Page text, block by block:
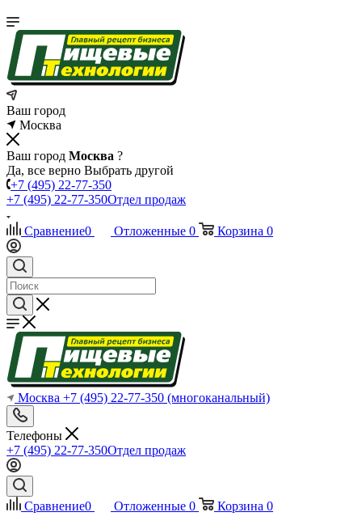
Ваш город
Москва
Ваш город Москва ?
Да, все верно Выбрать другой
+7 (495) 22-77-350
+7 (495) 22-77-350Отдел продаж
Сравнение0 Отложенные 0 Корзина 0
Москва +7 (495) 22-77-350 (многоканальный)
Телефоны
+7 (495) 22-77-350Отдел продаж
Сравнение0 Отложенные 0 Корзина 0